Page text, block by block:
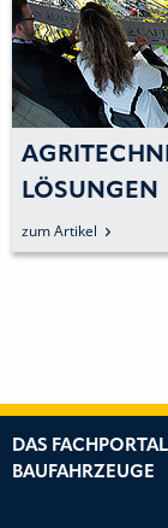
LÖSUNGEN
zum Artikel
DAS
BAUFAHRZEUGE